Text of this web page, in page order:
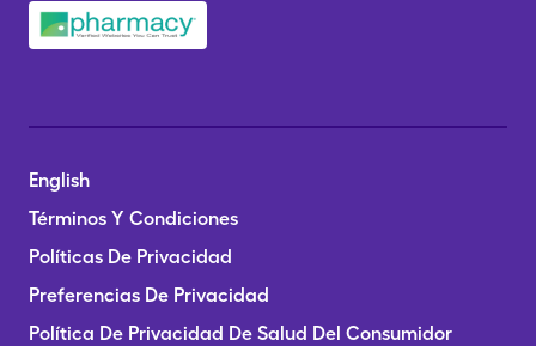
English
Términos Y Condiciones
Políticas De Privacidad
Preferencias De Privacidad
Política De Privacidad De Salud Del Consumidor